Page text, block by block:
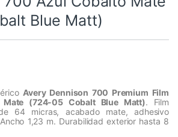
Blue Matt)
Avery Dennison 700 Premium Film
Mate (724-05 Cobalt Blue Matt). Film
64 micras, acabado mate, adhesivo
1,23 m. Durabilidad exterior hasta 8